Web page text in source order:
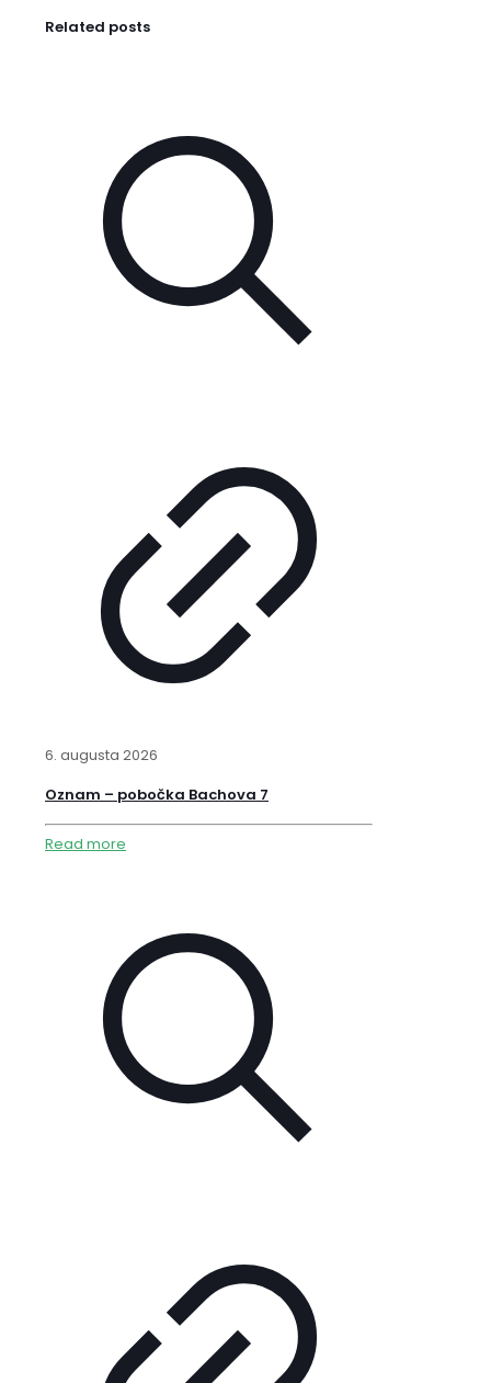
Related posts
6. augusta 2026
Oznam – pobočka Bachova 7
Read more